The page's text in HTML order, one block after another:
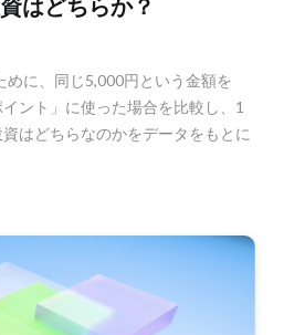
はどちらか？
めに、同じ5,000円という金額を
ント」に使った場合を比較し、1
はどちらなのかをデータをもとに